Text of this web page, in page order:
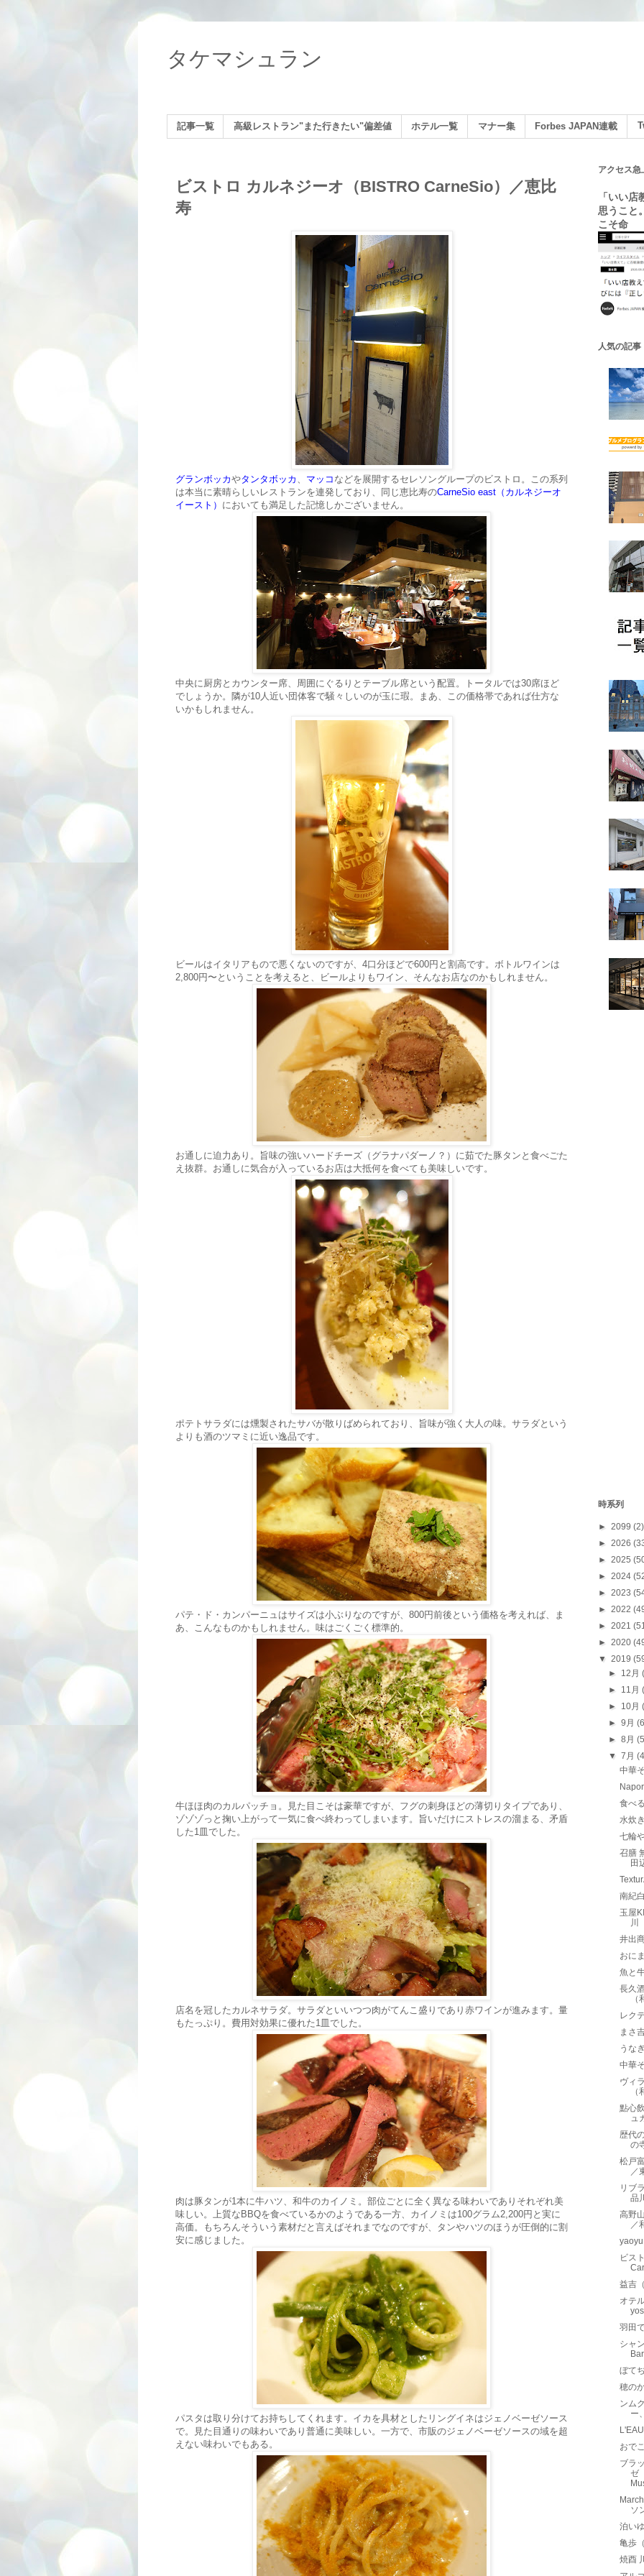
タケマシュラン
記事一覧 高級レストラン"また行きたい"偏差値 ホテル一覧 マナー集 Forbes JAPAN連載
ビストロ カルネジーオ（BISTRO CarneSio）／恵比
寿
グランボッカやタンタボッカ マッコ などを展開するセレソングループのビストロ。この系列
は本当に素晴らしいレストランを連発しており、同じ恵比寿のCarneSio east（カルネジーオ
イースト） においても満足した記憶しかございません。
中央に厨房とカウンター席、周囲にぐるりとテーブル席という配置。トータルでは30席ほど
でしょうか。隣が10人近い団体客で騒々しいのが玉に瑕。まあ、この価格帯であれば仕方な
いかもしれません。
ビールはイタリアもので悪くないのですが、4口分ほどで600円と割高です。ボトルワインは
2,800円〜ということを考えると、ビールよりもワイン、そんなお店なのかもしれません。
お通しに迫力あり。旨味の強いハードチーズ（グラナパダーノ？）に茹でた豚タンと食べごた
え抜群。お通しに気合が入っているお店は大抵何を食べても美味しいです。
ポテトサラダには燻製されたサバが散りばめられており、旨味が強く大人の味。サラダという
よりも酒のツマミに近い逸品です。
パテ・ド・カンパーニュはサイズは小ぶりなのですが、800円前後という価格を考えれば、ま
あ、こんなものかもしれません。味はごくごく標準的。
牛ほほ肉のカルパッチョ。見た目こそは豪華ですが、フグの刺身ほどの薄切りタイプであり、
ゾゾゾっと掬い上がって一気に食べ終わってしまいます。旨いだけにストレスの溜まる、矛盾
した1皿でした。
店名を冠したカルネサラダ。サラダといいつつ肉がてんこ盛りであり赤ワインが進みます。量
もたっぷり。費用対効果に優れた1皿でした。
肉は豚タンが1本に牛ハツ、和牛のカイノミ。部位ごとに全く異なる味わいでありそれぞれ美
味しい。上質なBBQを食べているかのようである一方、カイノミは100グラム2,200円と実に
高価。もちろんそういう素材だと言えばそれまでなのですが、タンやハツのほうが圧倒的に割
安に感じました。
パスタは取り分けてお持ちしてくれます。イカを具材としたリングイネはジェノベーゼソース
で。見た目通りの味わいであり普通に美味しい。一方で、市販のジェノベーゼソースの域を超
えない味わいでもある。
アクセス急
「いい
思うこと
こそ命
人気の記事
時系列
► 2099 (2)
► 2026
► 2025
► 2024
► 2023
► 2022
► 2021
► 2020
▼ 2019
► 12月
► 11月
► 10月
►9月
►8月
▼7月
中華
食べ
水炊
七輪
召膳
田
南紀
玉屋
川
井出
おに
魚と
長久
レク
まさ
うな
中華
ヴィ
點心
ュ
歴代
の
松戸
／
リブ
品
高野
／
ビス
益吉
オテ
羽田
シャ
ぼて
穂の
ンム
ー
おで
ブラ
ゼ
ソ
泊い
亀歩
焼酉